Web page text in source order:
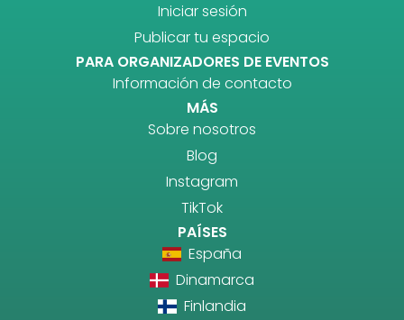
Iniciar sesión
Publicar tu espacio
PARA ORGANIZADORES DE EVENTOS
Información de contacto
MÁS
Sobre nosotros
Blog
Instagram
TikTok
PAÍSES
España
Dinamarca
Finlandia